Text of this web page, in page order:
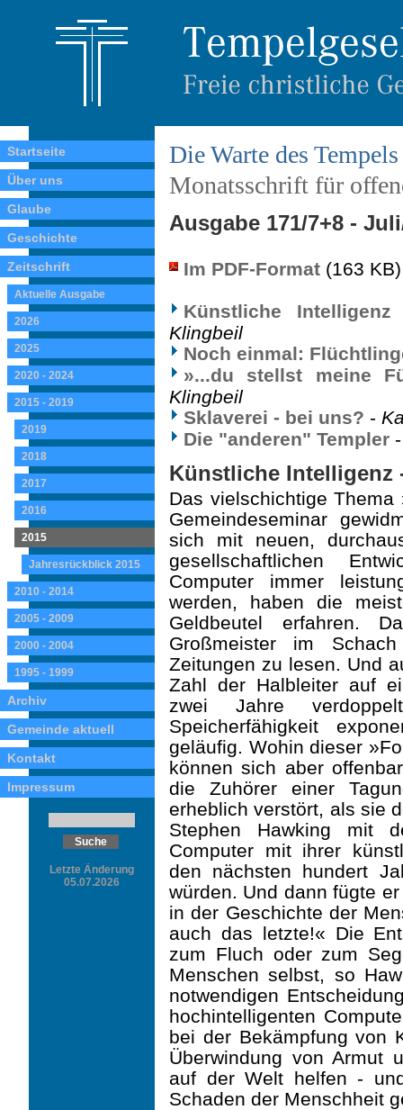
Startseite
Über uns
Glaube
Geschichte
Zeitschrift
Aktuelle Ausgabe
2026
2025
2020 - 2024
2015 - 2019
2019
2018
2017
2016
2015
Jahresrückblick 2015
2010 - 2014
2005 - 2009
2000 - 2004
1995 - 1999
Archiv
Gemeinde aktuell
Kontakt
Impressum
Letzte Änderung
05.07.2026
Die Warte des Tempels
Monatsschrift für
Ausgabe 171/7+8 -
Im PDF-Format (163 KB)
Künstliche
Klingbeil
Noch einmal:
»...du stellst meine
Klingbeil
Sklaverei - bei uns? -
Die "anderen" Templer
Künstliche Intelligenz
Das vielschichtige
Gemeindeseminar
sich mit neuen,
gesell­schaftlichen
Computer immer
werden, haben die
Geldbeutel erfahren.
Großmeister im
Zeitungen zu lesen. Und
Zahl der Halbleiter auf
zwei Jahre
Speicherfähigkeit
geläufig. Wohin dieser
können sich aber
die Zuhörer einer
erheblich verstört, als sie
Stephen Hawking mit
Computer mit ihrer
den nächsten hundert
würden. Und dann fügte
in der Geschichte der
auch das letzte!« Die
zum Fluch oder zum
Menschen selbst, so
notwendigen
hochintelligenten
bei der Bekämpfung von
Überwindung von Armut
auf der Welt helfen -
Schaden der Menschheit